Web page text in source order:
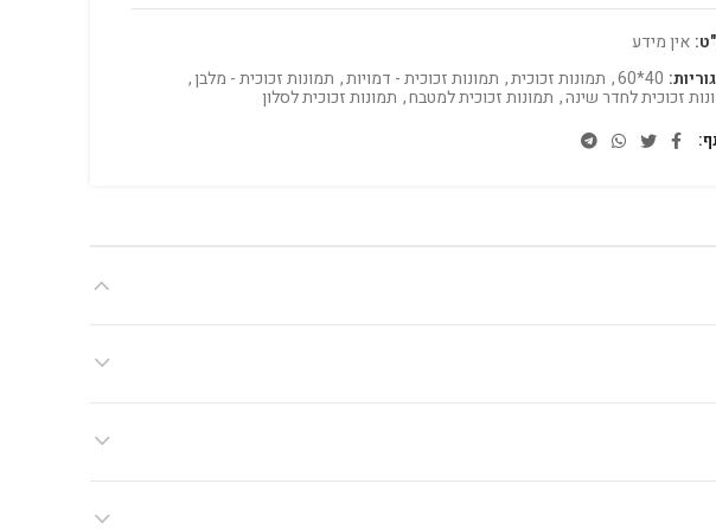
אין מידע
40*60
, תמונות זכוכית, תמונות זכוכית - דמויות, תמונות זכוכית - מלבן,
זכוכית לחדר שינה, תמונות זכוכית למטבח, תמונות זכוכית לסלון